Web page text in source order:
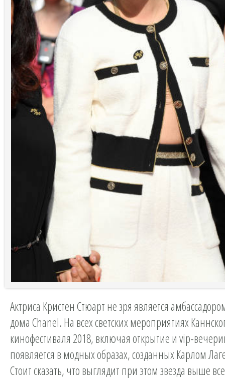
Актриса Кристен Стюарт не зря является
дома Chanel. На всех светских мероприятиях
кинофестиваля 2018, включая открытие и vip-
появляется в модных образах, созданных Карлом
Стоит сказать, что выглядит при этом звезда выше